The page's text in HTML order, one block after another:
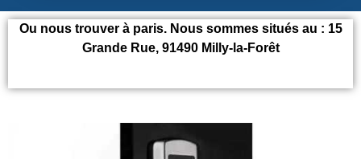
Ou nous trouver à paris. Nous sommes situés au : 15
Grande Rue, 91490 Milly-la-Forêt